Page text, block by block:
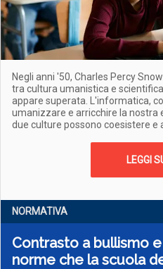
Negli anni '50, Charles Percy
tra cultura umanistica e
appare superata. L'informatica,
umanizzare e arricchire la nostra
due culture possono coesistere e
LEGGI
NORMATIVA
Contrasto a bullismo
norme che la scuola